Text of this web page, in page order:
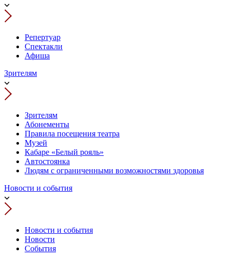
Репертуар
Спектакли
Афиша
Зрителям
Зрителям
Абонементы
Правила посещения театра
Музей
Кабаре «Белый рояль»
Автостоянка
Людям с ограниченными возможностями здоровья
Новости и события
Новости и события
Новости
События